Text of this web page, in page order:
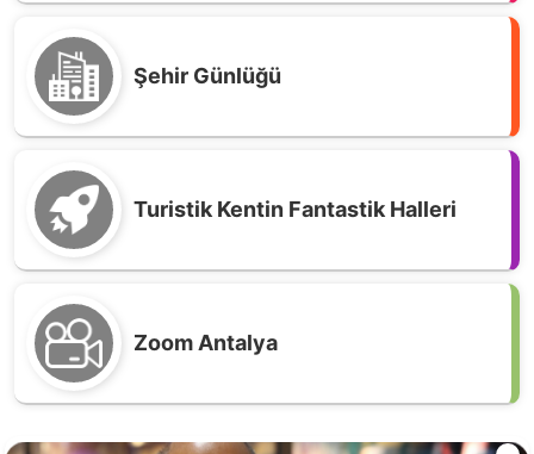
Şehir Günlüğü
Turistik Kentin Fantastik Halleri
Zoom Antalya
Kırkgöz su kaynaklarında ortak koruma
seferberliği